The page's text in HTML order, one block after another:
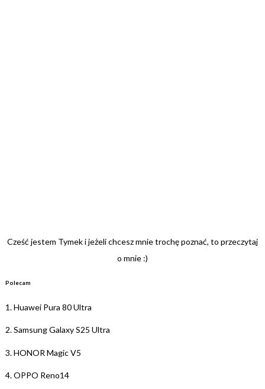
Cześć jestem Tymek i jeżeli chcesz mnie trochę poznać, to przeczytaj
o mnie :)
Polecam
1.Huawei Pura 80 Ultra
2.Samsung Galaxy S25 Ultra
3.HONOR Magic V5
4.OPPO Reno14